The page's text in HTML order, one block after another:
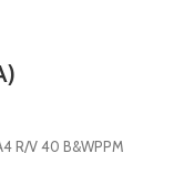
R/V 40 B&WPPM